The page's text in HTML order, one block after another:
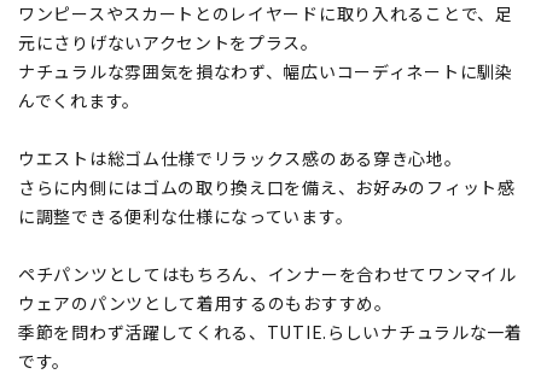
ワンピースやスカートとのレイヤードに取り入れることで、足
元にさりげないアクセントをプラス。
ナチュラルな雰囲気を損なわず、幅広いコーディネートに馴染
んでくれます。
ウエストは総ゴム仕様でリラックス感のある穿き心地。
さらに内側にはゴムの取り換え口を備え、お好みのフィット感
に調整できる便利な仕様になっています。
ペチパンツとしてはもちろん、インナーを合わせてワンマイル
ウェアのパンツとして着用するのもおすすめ。
季節を問わず活躍してくれる、TUTIE.らしいナチュラルな一着
です。